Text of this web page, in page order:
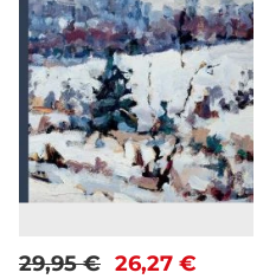
26,27 €
29,95 €